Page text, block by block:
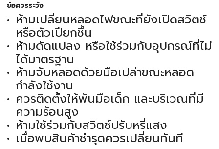
ข้อควรระวัง
ห้ามเปลี่ยนหลอดไฟขณะที่ยังเปิดสวิตช์
หรือตัวเปียกชื้น
ห้ามดัดแปลง หรือใช้ร่วมกับอุปกรณ์ที่ไม่
ได้มาตรฐาน
ห้ามจับหลอดด้วยมือเปล่าขณะหลอด
กำลังใช้งาน
ควรติดตั้งให้พ้นมือเด็ก และบริเวณที่มี
ความร้อนสูง
ห้ามใช้ร่วมกับสวิตซ์ปรับหรี่แสง
เมื่อพบสินค้าชำรุดควรเปลี่ยนทันที